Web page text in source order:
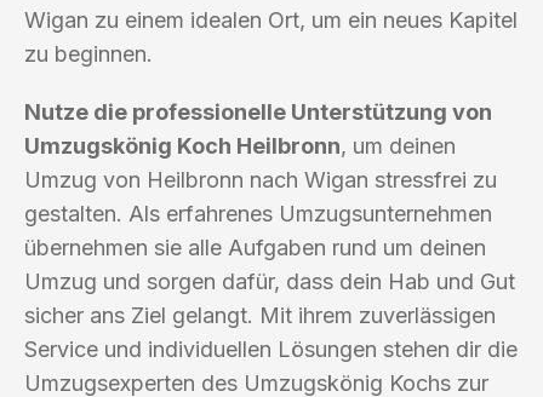
Wigan zu einem idealen Ort, um ein neues Kapitel
zu beginnen.
Nutze die professionelle Unterstützung von
Umzugskönig Koch Heilbronn, um deinen
Umzug von Heilbronn nach Wigan stressfrei zu
gestalten. Als erfahrenes Umzugsunternehmen
übernehmen sie alle Aufgaben rund um deinen
Umzug und sorgen dafür, dass dein Hab und Gut
sicher ans Ziel gelangt. Mit ihrem zuverlässigen
Service und individuellen Lösungen stehen dir die
Umzugsexperten des Umzugskönig Kochs zur